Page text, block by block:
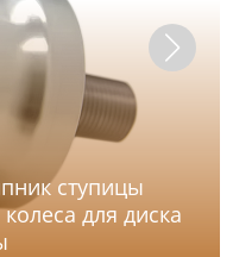
ступицы
для диска